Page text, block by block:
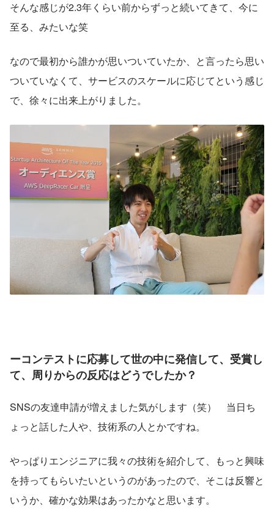
そんな感じが2.3年くらい前からずっと続いてきて、今に
至る、みたいな笑
なので最初から誰かが思いついていたか、と言ったら思い
ついていなくて、サービスのスケールに応じてという感じ
で、徐々に出来上がりました。
ーコンテストに応募して世の中に発信して、受賞し
て、周りからの反応はどうでしたか？
SNSの友達申請が増えました気がします（笑）　当日ち
ょっと話した人や、技術系の人とかですね。
やっぱりエンジニアに我々の技術を紹介して、もっと興味
を持ってもらいたいというのがあったので、そこは反響と
いうか、確かな効果はあったかなと思います。